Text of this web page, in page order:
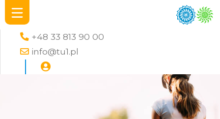
+48 33 813 90 00
info@tu1.pl